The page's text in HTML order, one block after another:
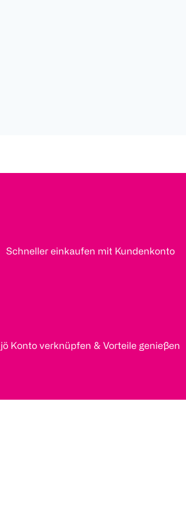
Schneller einkaufen mit Kundenkonto
jö Konto verknüpfen & Vorteile genießen